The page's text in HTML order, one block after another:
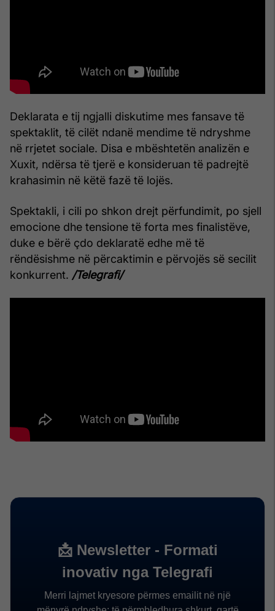
Deklarata e tij ngjalli diskutime mes fansave të
spektaklit, të cilët ndanë mendime të ndryshme
në rrjetet sociale. Disa e mbështetën analizën e
Xuxit, ndërsa të tjerë e konsideruan të padrejtë
krahasimin në këtë fazë të lojës.
Spektakli, i cili po shkon drejt përfundimit, po sjell
emocione dhe tensione të forta mes finalistëve,
duke e bërë çdo deklaratë edhe më të
rëndësishme në përcaktimin e përvojës së secilit
konkurrent. /Telegrafi/